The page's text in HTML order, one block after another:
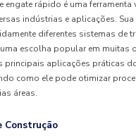
engate rápido é uma ferramenta
indústrias e aplicações.
diferentes sistemas de
escolha popular em muitas
principais aplicações práticas
como ele pode otimizar
áreas.
Construção